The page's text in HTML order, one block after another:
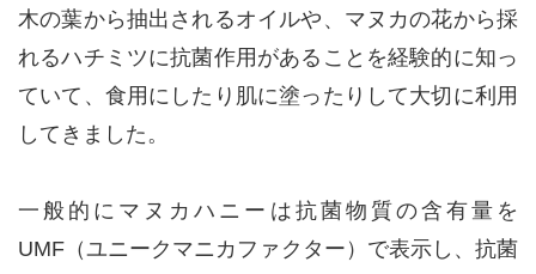
木の葉から抽出されるオイルや、マヌカの花から採
れるハチミツに抗菌作用があることを経験的に知っ
ていて、食用にしたり肌に塗ったりして大切に利用
してきました。
一般的にマヌカハニーは抗菌物質の含有量を
UMF（ユニークマニカファクター）で表示し、抗菌